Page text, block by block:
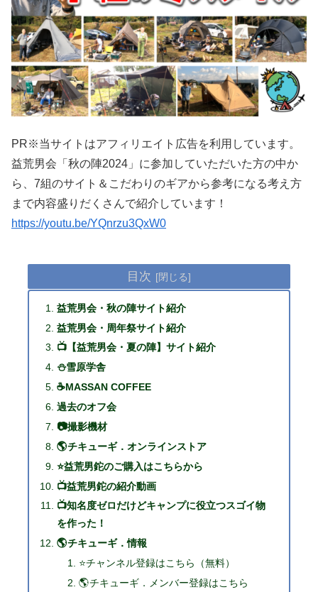
PR※当サイトはアフィリエイト広告を利用しています。
益荒男会「秋の陣2024」に参加していただいた方の中か
ら、7組のサイト＆こだわりのギアから参考になる考え方
まで内容盛りだくさんで紹介しています！
https://youtu.be/YQnrzu3QxW0
目次
益荒男会・秋の陣サイト紹介
益荒男会・周年祭サイト紹介
📺【益荒男会・夏の陣】サイト紹介
⛄雪原学舎
☕MASSAN COFFEE
過去のオフ会
📷撮影機材
🌎チキューギ．オンラインストア
⭐益荒男鉈のご購入はこちらから
📺益荒男鉈の紹介動画
📺知名度ゼロだけどキャンプに役立つスゴイ物
を作った！
🌎チキューギ．情報
⭐チャンネル登録はこちら（無料）
🌎チキューギ．メンバー登録はこちら